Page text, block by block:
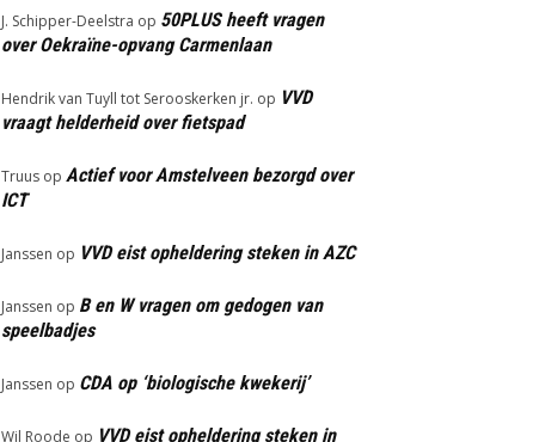
J. Schipper-Deelstra op 50PLUS heeft vragen
over Oekraïne-opvang Carmenlaan
Hendrik van Tuyll tot Serooskerken jr. op VVD
vraagt helderheid over fietspad
Truus op Actief voor Amstelveen bezorgd over
ICT
Janssen op VVD eist opheldering steken in AZC
Janssen op B en W vragen om gedogen van
speelbadjes
Janssen op CDA op ‘biologische kwekerij’
Wil Roode op VVD eist opheldering steken in